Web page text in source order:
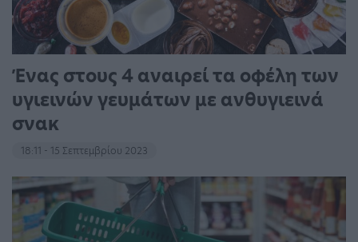
Ένας στους 4 αναιρεί τα οφέλη των
υγιεινών γευμάτων με ανθυγιεινά
σνακ
18:11 - 15 Σεπτεμβρίου 2023